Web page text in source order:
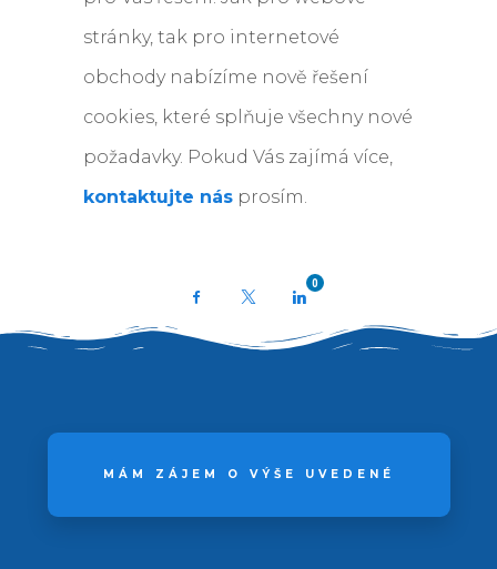
stránky, tak pro internetové
obchody nabízíme nově řešení
cookies, které splňuje všechny nové
požadavky. Pokud Vás zajímá více,
kontaktujte násprosím.
Facebook
0
MÁM ZÁJEM O VÝŠE UVEDENÉ